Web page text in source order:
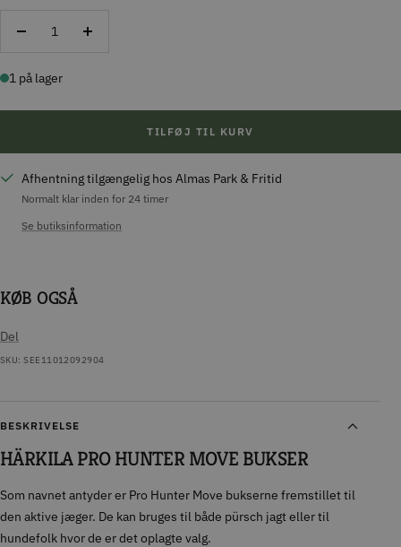
Reducer
Forøg
1 på lager
TILFØJ TIL KURV
Afhentning tilgængelig hos Almas Park & Fritid
Normalt klar inden for 24 timer
Se butiksinformation
KØB OGSÅ
Del
SKU:SEE11012092904
BESKRIVELSE
HÄRKILA PRO HUNTER MOVE BUKSER
Som navnet antyder er Pro Hunter Move bukserne fremstillet til
den aktive jæger. De kan bruges til både pürsch jagt eller til
hundefolk hvor de er det oplagte valg.